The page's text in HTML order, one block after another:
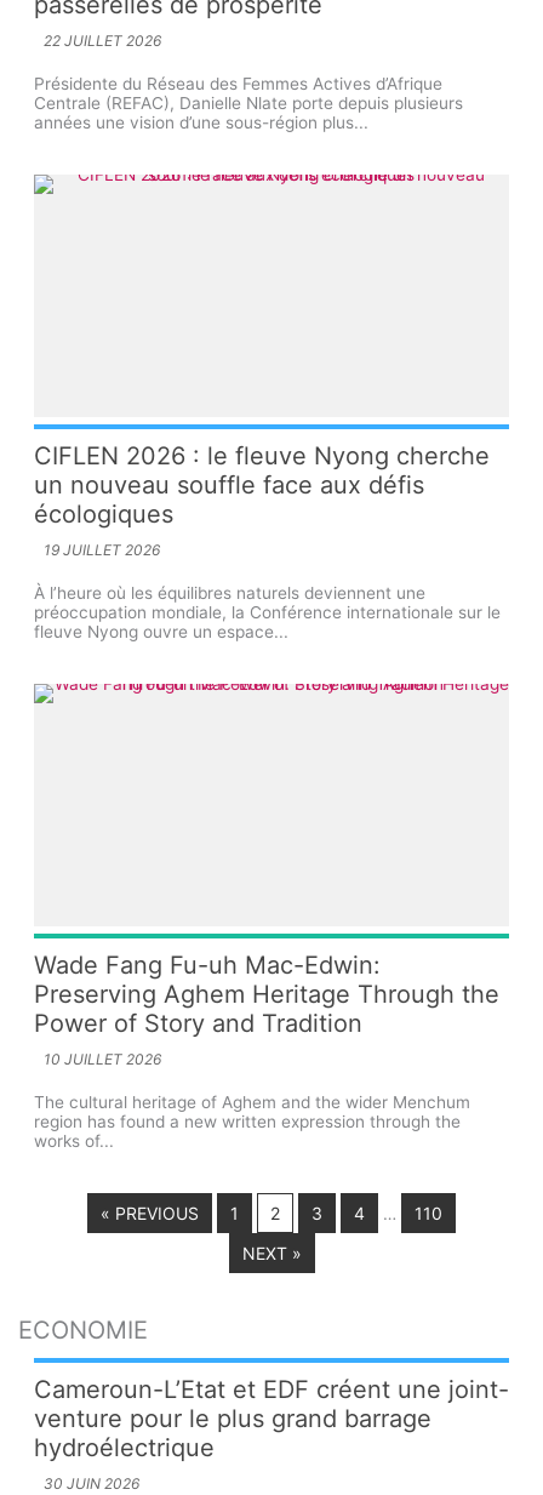
22 JUILLET 2026
Présidente du Réseau des Femmes Actives d’Afrique
Centrale (REFAC), Danielle Nlate porte depuis plusieurs
années une vision d’une sous-région plus...
CIFLEN 2026 : le fleuve Nyong cherche
un nouveau souffle face aux défis
écologiques
19 JUILLET 2026
À l’heure où les équilibres naturels deviennent une
préoccupation mondiale, la Conférence internationale sur le
fleuve Nyong ouvre un espace...
Wade Fang Fu-uh Mac-Edwin:
Preserving Aghem Heritage Through the
Power of Story and Tradition
10 JUILLET 2026
The cultural heritage of Aghem and the wider Menchum
region has found a new written expression through the
works of...
« PREVIOUS 1 2 3 4 …
110
NEXT »
ECONOMIE
Cameroun-L’Etat et EDF créent une joint-
venture pour le plus grand barrage
hydroélectrique
30 JUIN 2026